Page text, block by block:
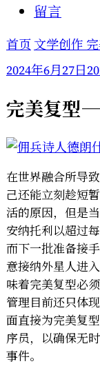
留言
首页 文学创作
2024年6月27日
完美复型
在世界融合所导
己还能立刻趁短
活的原因，但是
安纳托利以超过
而下一批准备接
意接纳外星人进
味着完美复型必
管理目前还只体
面直接为完美复
序员，以确保无
事件。